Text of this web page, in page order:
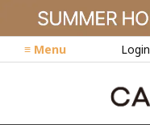
≡ Menu Login